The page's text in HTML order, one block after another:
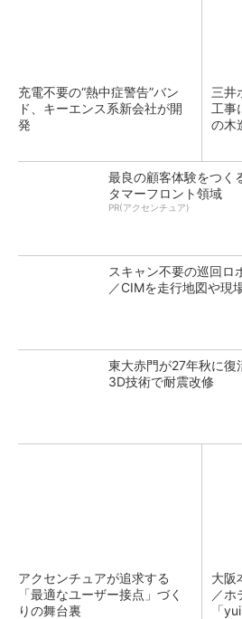
充電不要の“熱中症警告”バン
ド、キーエンス系新会社が開
発
三井
工事
の木
最良の顧客体験をつく
タマーフロント領域
PR(アクセンチュア)
スキャン不要の巡回
／CIMを走行地図や現
東大赤門が27年秋に復
3D技術で耐震改修
アクセンチュアが追求する
「最適なユーザー接点」づく
りの舞台裏
大阪
／ホ
「